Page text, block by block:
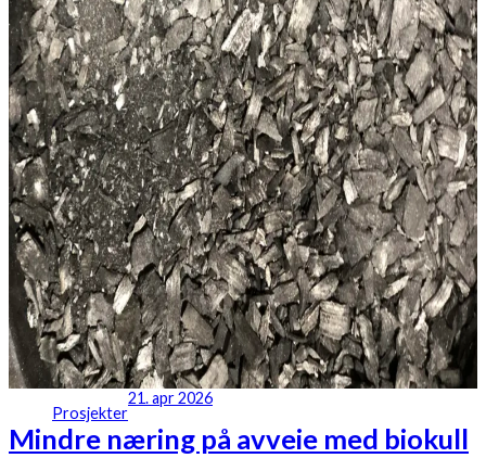
Prosjekter
21. apr 2026
Mindre næring på avveie med biokull